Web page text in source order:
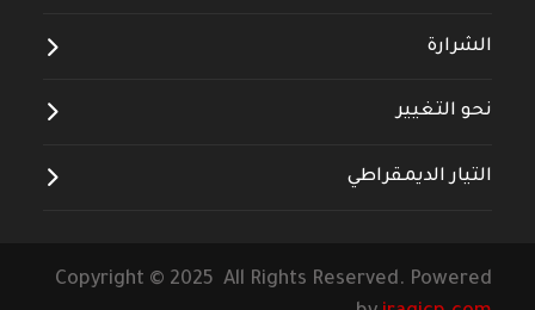
الشرارة
نحو التغيير
التيار الديمقراطي
Copyright © 2025 All Rights Reserved. Powered